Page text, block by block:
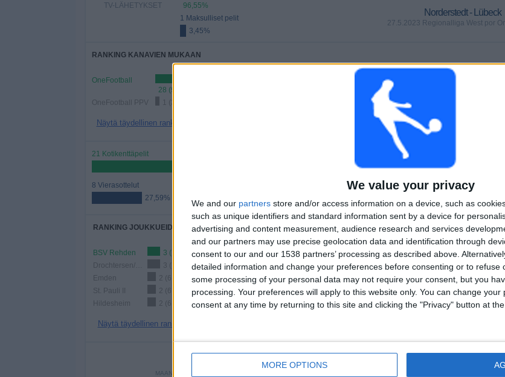
We value your privacy
We and our partners store and/or access information on a device, such as
such as unique identifiers and standard information sent by a device for
advertising and content measurement, audience research and services
and our partners may use precise geolocation data and identification through
consent to our and our 1538 partners’ processing as described above.
detailed information and change your preferences before consenting or to refuse
some processing of your personal data may not require your consent, but you
processing. Your preferences will apply to this website only. You can change
consent at any time by returning to this site and clicking the "Privacy" button at
MORE OPTIONS
TV-LÄHETYKSET
96,55%
1 Maksulliset pelit
3,45%
Norderstedt - Lübeck
27.5.2023 Regionalliga West por
RANKING KANAVIEN MUKAAN
OneFootball
28 (96,55%)
OneFootball PPV
1 (3,45%)
Näytä täydellinen ranking
PÄIVÄT
1
PERÄKKÄISET
MAKSUPELIT
21 Kotikenttäpelit
8 Vierasottelut
27,59%
MAKSIMI
3
Rehden
YHTEENSÄ
2
RANKING JOUKKUEIDEN MUKAAN
BSV Rehden
3 (10,34%)
3 (10,34%)
Emden
2 (6,9%)
St. Pauli II
2 (6,9%)
Hildesheim
2 (6,9%)
Näytä täydellinen ranking
RANKING KILPAILUJEN MUKAAN
Regionalliga West
28
Saksan Cup
1 (3,45%)
Näytä täydellinen ranking
PELIT VIIKONPÄIVIEN MUKAAN
MAANANTAI